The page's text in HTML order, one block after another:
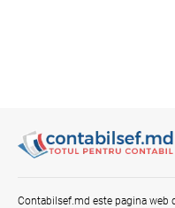
Contabilsef.md este pagina web